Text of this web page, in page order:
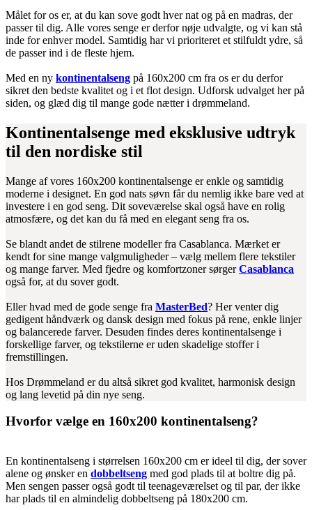
Målet for os er, at du kan sove godt hver nat og på en madras, der
passer til dig. Alle vores senge er derfor nøje udvalgte, og vi kan stå
inde for enhver model. Samtidig har vi prioriteret et stilfuldt ydre, så
de passer ind i de fleste hjem.
Med en ny kontinentalseng på 160x200 cm fra os er du derfor
sikret den bedste kvalitet og i et flot design. Udforsk udvalget her på
siden, og glæd dig til mange gode nætter i drømmeland.
Kontinentalsenge med eksklusive udtryk
til den nordiske stil
Mange af vores 160x200 kontinentalsenge er enkle og samtidig
moderne i designet. En god nats søvn får du nemlig ikke bare ved at
investere i en god seng. Dit soveværelse skal også have en rolig
atmosfære, og det kan du få med en elegant seng fra os.
Se blandt andet de stilrene modeller fra Casablanca. Mærket er
kendt for sine mange valgmuligheder – vælg mellem flere tekstiler
og mange farver. Med fjedre og komfortzoner sørgerCasablanca
også for, at du sover godt.
Eller hvad med de gode senge fra MasterBed? Her venter dig
gedigent håndværk og dansk design med fokus på rene, enkle linjer
og balancerede farver. Desuden findes deres kontinentalsenge i
forskellige farver, og tekstilerne er uden skadelige stoffer i
fremstillingen.
Hos Drømmeland er du altså sikret god kvalitet, harmonisk design
og lang levetid på din nye seng.
Hvorfor vælge en 160x200 kontinentalseng?
En kontinentalseng i størrelsen 160x200 cm er ideel til dig, der sover
alene og ønsker en dobbeltseng med god plads til at boltre dig på.
Men sengen passer også godt til teenageværelset og til par, der ikke
har plads til en almindelig dobbeltseng på 180x200 cm.